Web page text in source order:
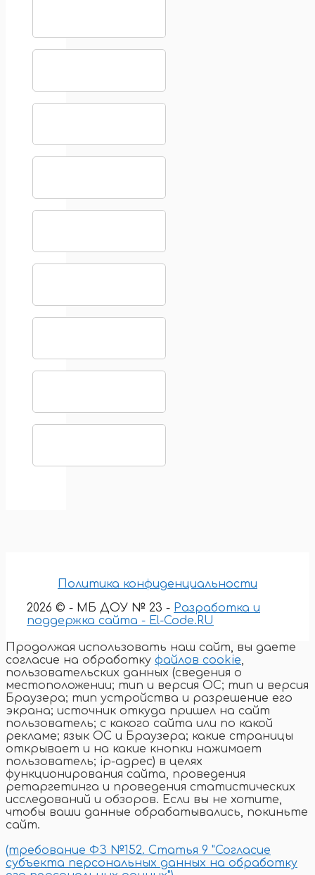
Политика конфиденциальности
2026 © - МБ ДОУ № 23 - Разработка и
поддержка сайта - El-Code.RU
Продолжая использовать наш сайт, вы даете
согласие на обработку файлов cookie,
пользовательских данных (сведения о
местоположении; тип и версия ОС; тип и версия
Браузера; тип устройства и разрешение его
экрана; источник откуда пришел на сайт
пользователь; с какого сайта или по какой
рекламе; язык ОС и Браузера; какие страницы
открывает и на какие кнопки нажимает
пользователь; ip-адрес) в целях
функционирования сайта, проведения
ретаргетинга и проведения статистических
исследований и обзоров. Если вы не хотите,
чтобы ваши данные обрабатывались, покиньте
сайт.
(требование ФЗ №152. Статья 9 "Согласие
субъекта персональных данных на обработку